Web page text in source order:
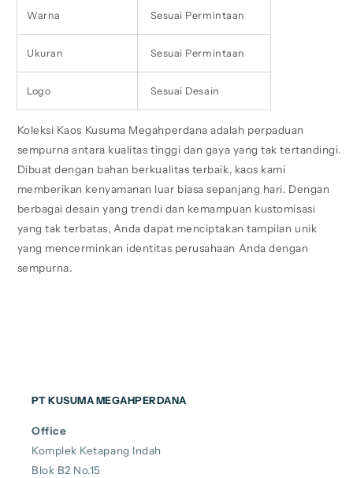
Warna Sesuai Permintaan
Ukuran Sesuai Permintaan
Logo Sesuai Desain
Koleksi Kaos Kusuma Megahperdana adalah perpaduan
sempurna antara kualitas tinggi dan gaya yang tak tertandingi.
Dibuat dengan bahan berkualitas terbaik, kaos kami
memberikan kenyamanan luar biasa sepanjang hari. Dengan
berbagai desain yang trendi dan kemampuan kustomisasi
yang tak terbatas, Anda dapat menciptakan tampilan unik
yang mencerminkan identitas perusahaan Anda dengan
sempurna.
PT KUSUMA MEGAHPERDANA
Office
Komplek Ketapang Indah
Blok B2 No.15